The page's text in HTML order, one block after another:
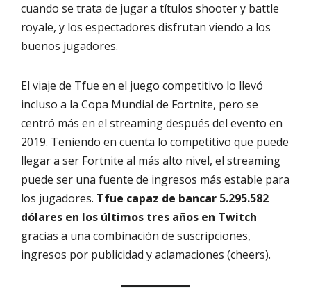
cuando se trata de jugar a títulos shooter y battle
royale, y los espectadores disfrutan viendo a los
buenos jugadores.
El viaje de Tfue en el juego competitivo lo llevó
incluso a la Copa Mundial de Fortnite, pero se
centró más en el streaming después del evento en
2019. Teniendo en cuenta lo competitivo que puede
llegar a ser Fortnite al más alto nivel, el streaming
puede ser una fuente de ingresos más estable para
los jugadores. Tfue capaz de bancar 5.295.582
dólares en los últimos tres años en Twitch
gracias a una combinación de suscripciones,
ingresos por publicidad y aclamaciones (cheers).